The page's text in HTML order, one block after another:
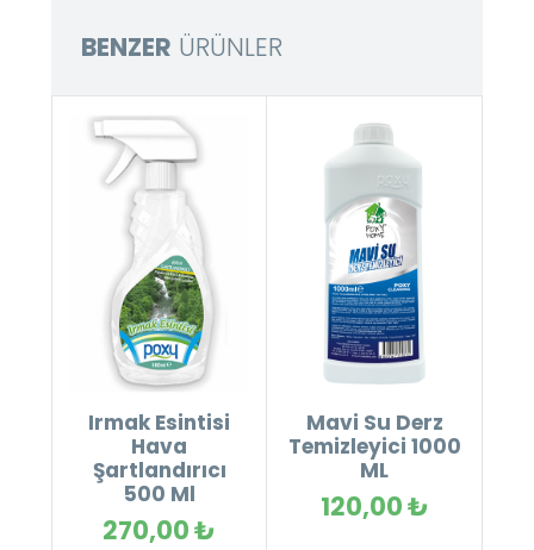
BENZER ÜRÜNLER
Irmak Esintisi
Hava
Şartlandırıcı
500 Ml
270,00 ₺
Mavi Su Derz
Temizleyici 1000
ML
120,00 ₺